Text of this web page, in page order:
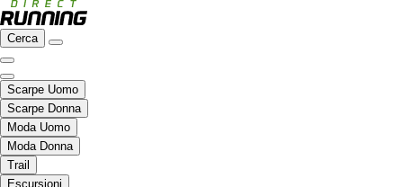
Cerca
Scarpe Uomo
Scarpe Donna
Moda Uomo
Moda Donna
Trail
Escursioni